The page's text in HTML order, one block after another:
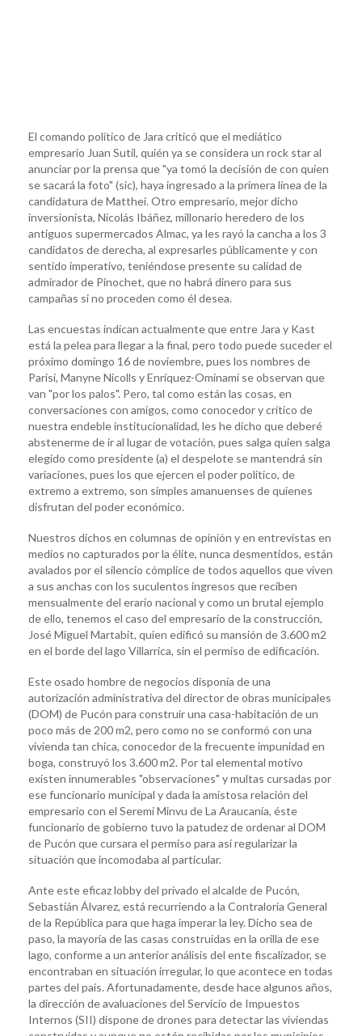
El comando político de Jara criticó que el mediático
empresario Juan Sutil, quién ya se considera un rock star al
anunciar por la prensa que "ya tomó la decisión de con quien
se sacará la foto" (sic), haya ingresado a la primera línea de la
candidatura de Matthei. Otro empresario, mejor dicho
inversionista, Nicolás Ibáñez, millonario heredero de los
antiguos supermercados Almac, ya les rayó la cancha a los 3
candidatos de derecha, al expresarles públicamente y con
sentido imperativo, teniéndose presente su calidad de
admirador de Pinochet, que no habrá dinero para sus
campañas si no proceden como él desea.
Las encuestas indican actualmente que entre Jara y Kast
está la pelea para llegar a la final, pero todo puede suceder el
próximo domingo 16 de noviembre, pues los nombres de
Parisi, Manyne Nicolls y Enríquez-Ominami se observan que
van "por los palos". Pero, tal como están las cosas, en
conversaciones con amigos, como conocedor y crítico de
nuestra endeble institucionalidad, les he dicho que deberé
abstenerme de ir al lugar de votación, pues salga quien salga
elegido como presidente (a) el despelote se mantendrá sin
variaciones, pues los que ejercen el poder político, de
extremo a extremo, son simples amanuenses de quienes
disfrutan del poder económico.
Nuestros dichos en columnas de opinión y en entrevistas en
medios no capturados por la élite, nunca desmentidos, están
avalados por el silencio cómplice de todos aquellos que viven
a sus anchas con los suculentos ingresos que reciben
mensualmente del erario nacional y como un brutal ejemplo
de ello, tenemos el caso del empresario de la construcción,
José Miguel Martabit, quien edificó su mansión de 3.600 m2
en el borde del lago Villarrica, sin el permiso de edificación.
Este osado hombre de negocios disponía de una
autorización administrativa del director de obras municipales
(DOM) de Pucón para construir una casa-habitación de un
poco más de 200 m2, pero como no se conformó con una
vivienda tan chica, conocedor de la frecuente impunidad en
boga, construyó los 3.600 m2. Por tal elemental motivo
existen innumerables "observaciones" y multas cursadas por
ese funcionario municipal y dada la amistosa relación del
empresario con el Seremi Minvu de La Araucanía, éste
funcionario de gobierno tuvo la patudez de ordenar al DOM
de Pucón que cursara el permiso para así regularizar la
situación que incomodaba al particular.
Ante este eficaz lobby del privado el alcalde de Pucón,
Sebastián Álvarez, está recurriendo a la Contraloría General
de la República para que haga imperar la ley. Dicho sea de
paso, la mayoría de las casas construidas en la orilla de ese
lago, conforme a un anterior análisis del ente fiscalizador, se
encontraban en situación irregular, lo que acontece en todas
partes del país. Afortunadamente, desde hace algunos años,
la dirección de avaluaciones del Servicio de Impuestos
Internos (SII) dispone de drones para detectar las viviendas